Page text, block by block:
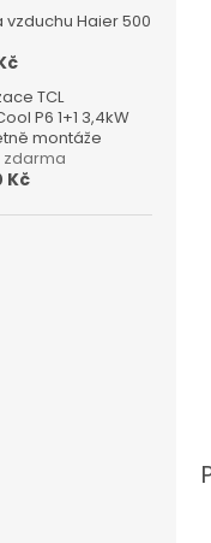
vzduchu Haier 500
TCL
P6 1+1 3,4kW
montáže
Kč